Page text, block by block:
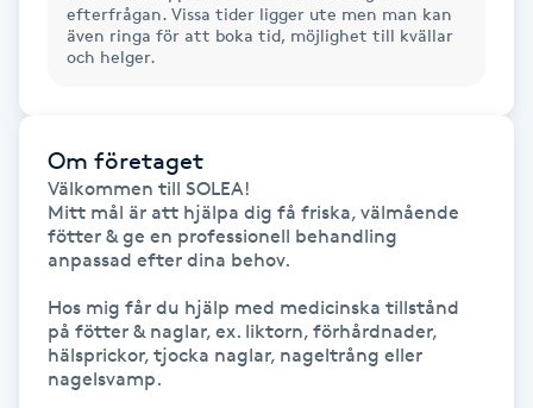
Gel naglar
Gellack
Gellack med förstärkning
Gravidyoga
efterfrågan. Vissa tider ligger ute men man kan
även ringa för att boka tid, möjlighet till kvällar
och helger.
Om företaget
Välkommen till SOLEA!
Mitt mål är att hjälpa dig få friska, välmående
fötter & ge en professionell behandling
anpassad efter dina behov.
Hos mig får du hjälp med medicinska tillstånd
på fötter & naglar, ex. liktorn, förhårdnader,
hälsprickor, tjocka naglar, nageltrång eller
nagelsvamp.